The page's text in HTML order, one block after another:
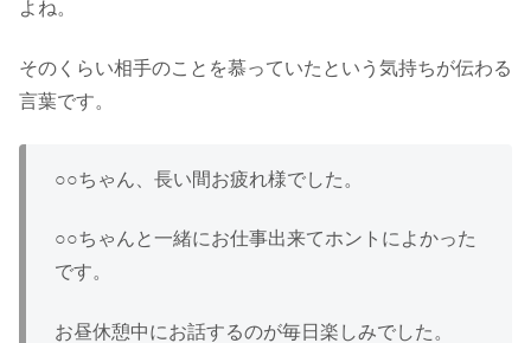
よね。
そのくらい相手のことを慕っていたという気持ちが伝わる
言葉です。
○○ちゃん、長い間お疲れ様でした。
○○ちゃんと一緒にお仕事出来てホントによかった
です。
お昼休憩中にお話するのが毎日楽しみでした。